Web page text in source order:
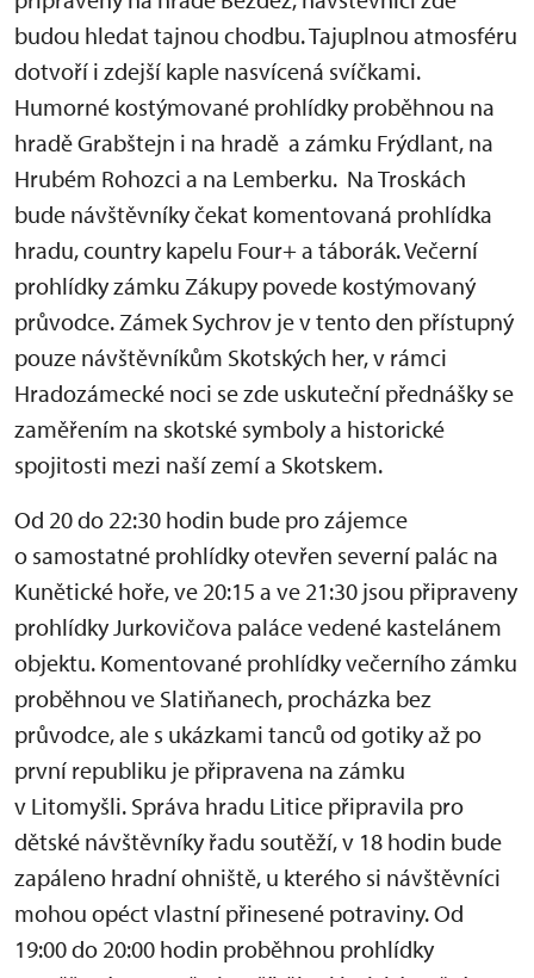
budou hledat tajnou chodbu. Tajuplnou atmosféru
dotvoří i zdejší kaple nasvícená svíčkami.
Humorné kostýmované prohlídky proběhnou na
hradě Grabštejn i na hradě a zámku Frýdlant, na
Hrubém Rohozci a na Lemberku. Na Troskách
bude návštěvníky čekat komentovaná prohlídka
hradu, country kapelu Four+ a táborák. Večerní
prohlídky zámku Zákupy povede kostýmovaný
průvodce. Zámek Sychrov je v tento den přístupný
pouze návštěvníkům Skotských her, v rámci
Hradozámecké noci se zde uskuteční přednášky se
zaměřením na skotské symboly a historické
spojitosti mezi naší zemí a Skotskem.
Od 20 do 22:30 hodin bude pro zájemce
o samostatné prohlídky otevřen severní palác na
Kunětické hoře, ve 20:15 a ve 21:30 jsou připraveny
prohlídky Jurkovičova paláce vedené kastelánem
objektu. Komentované prohlídky večerního zámku
proběhnou ve Slatiňanech, procházka bez
průvodce, ale s ukázkami tanců od gotiky až po
první republiku je připravena na zámku
v Litomyšli. Správa hradu Litice připravila pro
dětské návštěvníky řadu soutěží, v 18 hodin bude
zapáleno hradní ohniště, u kterého si návštěvníci
mohou opéct vlastní přinesené potraviny. Od
19:00 do 20:00 hodin proběhnou prohlídky